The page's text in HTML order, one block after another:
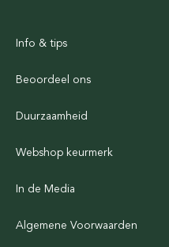
Info & tips
Beoordeel ons
Duurzaamheid
Webshop keurmerk
In de Media
Algemene Voorwaarden